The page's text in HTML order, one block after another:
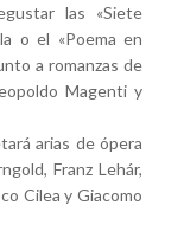
las «Siete
o el «Poema en
a romanzas de
Magenti y
arias de ópera
Franz Lehár,
Cilea y Giacomo